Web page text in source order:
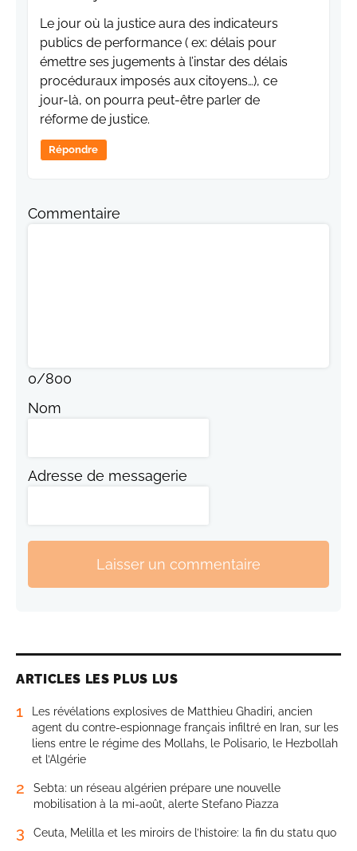
Le jour où la justice aura des indicateurs
publics de performance ( ex: délais pour
émettre ses jugements à l’instar des délais
procéduraux imposés aux citoyens…), ce
jour-là, on pourra peut-être parler de
réforme de justice.
Répondre
Commentaire
0/800
Nom
Adresse de messagerie
Laisser un commentaire
ARTICLES LES PLUS LUS
1
Les révélations explosives de Matthieu Ghadiri, ancien
agent du contre-espionnage français infiltré en Iran, sur les
liens entre le régime des Mollahs, le Polisario, le Hezbollah
et l’Algérie
2
Sebta: un réseau algérien prépare une nouvelle
mobilisation à la mi-août, alerte Stefano Piazza
3 Ceuta, Melilla et les miroirs de l’histoire: la fin du statu quo